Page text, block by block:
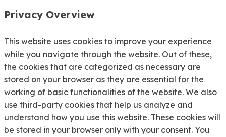
Privacy Overview
This website uses cookies to improve your experience
while you navigate through the website. Out of these,
the cookies that are categorized as necessary are
stored on your browser as they are essential for the
working of basic functionalities of the website. We also
use third-party cookies that help us analyze and
understand how you use this website. These cookies will
be stored in your browser only with your consent. You